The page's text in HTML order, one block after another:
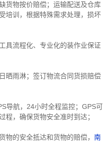
货物按价赔偿；运输配送及仓库
培训，根据特殊需求处理，损坏
具流程化、专业化的装作业保证
晒雨淋；签订物流合同货损赔偿
导航，24小时全程监控；GPS可
程，确保货物安全准时到达；
物的安全抵达和货物的赔偿， 南